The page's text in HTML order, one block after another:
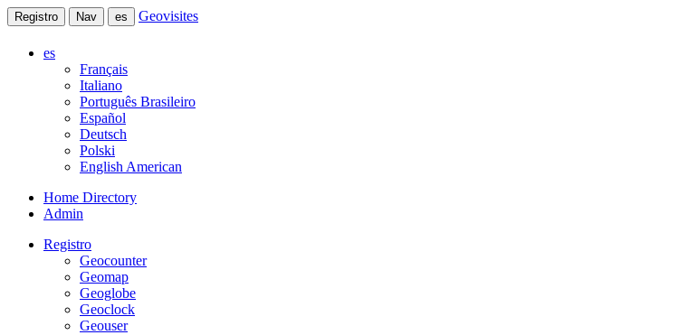
Registro Nav es Geovisites
es
Français
Italiano
Português Brasileiro
Español
Deutsch
Polski
English American
Home Directory
Admin
Registro
Geocounter
Geomap
Geoglobe
Geoclock
Geouser